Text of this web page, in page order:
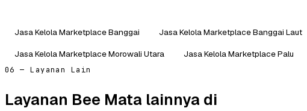
Jasa Kelola Marketplace Banggai Jasa Kelola Marketplace Banggai Laut
Jasa Kelola Marketplace Morowali Utara
Jasa Kelola Marketplace Palu
06 — Layanan Lain
Layanan Bee Mata lainnya di